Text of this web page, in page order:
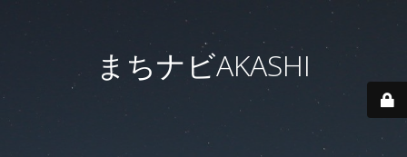
まちナビAKASHI